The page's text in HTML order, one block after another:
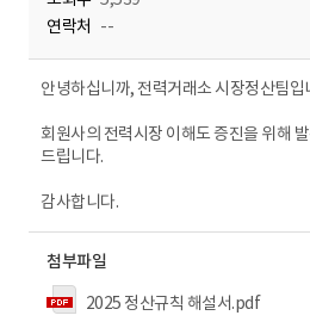
연락처 --
안녕하십니까, 전력거래소 시장정산팀입
회원사의 전력시장 이해도 증진을 위해
드립니다.
감사합니다.
첨부파일
2025 정산규칙 해설서.pdf